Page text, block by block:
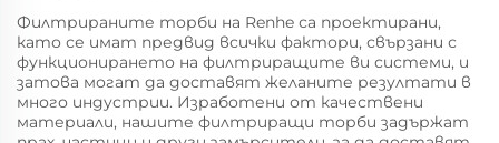
Филтрираните торби на Renhe са проектирани,
като се имат предвид всички фактори, свързани с
функционирането на филтриращите ви системи, и
затова могат да доставят желаните резултати в
много индустрии. Изработени от качествени
материали, нашите филтриращи торби задържат